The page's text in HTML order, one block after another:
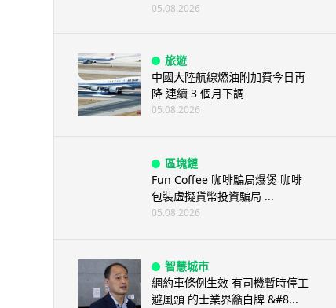
05.08.2026
旅遊
中國大陸航線燃油附加費今日再
降 連續 3 個月下調
05.08.2026
區塊鏈
Fun Coffee 咖啡騙局爆煲 咖啡
包裝虛擬貨幣投資騙局 ...
05.08.2026
智慧城市
網約車條例生效 有司機暫時停工
避風頭 的士業界籲白牌 &#8...